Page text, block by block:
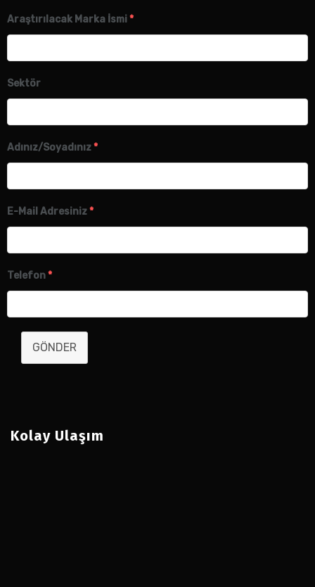
Araştırılacak Marka İsmi*
Sektör
Adınız/Soyadınız*
E-Mail Adresiniz*
Telefon*
GÖNDER
Kolay Ulaşım